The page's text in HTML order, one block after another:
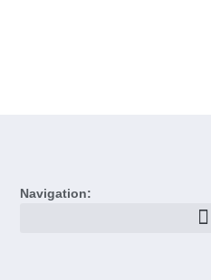
Navigation: